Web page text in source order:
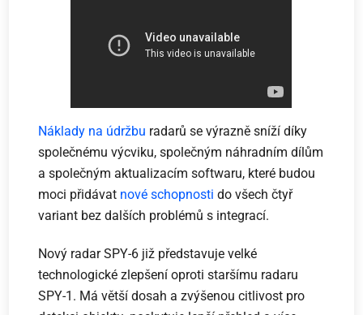
Náklady na údržbu radarů se výrazně sníží díky
společnému výcviku, společným náhradním dílům
a společným aktualizacím softwaru, které budou
moci přidávat nové schopnosti do všech čtyř
variant bez dalších problémů s integrací.
Nový radar SPY-6 již představuje velké
technologické zlepšení oproti staršímu radaru
SPY-1. Má větší dosah a zvýšenou citlivost pro